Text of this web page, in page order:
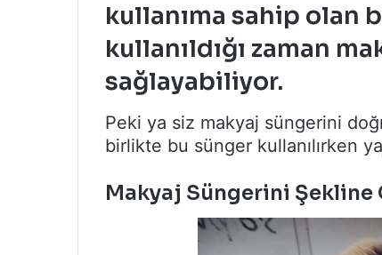
kullanıma sahip olan
kullanıldığı zaman
sağlayabiliyor.
Peki ya siz makyaj süngerini
birlikte bu sünger kullanılırken
Makyaj Süngerini Şekline